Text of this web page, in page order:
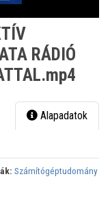
RÁDIÓ
Alapadatok
Számítógéptudomány